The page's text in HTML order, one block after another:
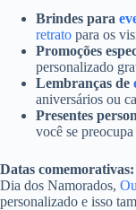
Brindes para
retrato para os
Promoções
personalizado
Lembranças de
aniversários ou
Presentes
você se
Datas comemorativas:
Dia dos Namorados,
personalizado e isso